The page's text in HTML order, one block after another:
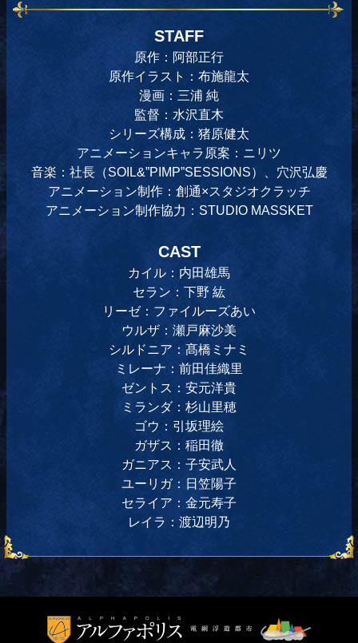
STAFF
原作：阿部正行
原作イラスト：布施龍太
漫画：三浦 純
監督：水沢直木
シリーズ構成：猪原健太
アニメーションキャラ原案：ニリツ
音楽：社長（SOIL&”PIMP”SESSIONS）、穴沢弘慶
アニメーション制作：創通×スタジオクラッチ
アニメーション制作協力：STUDIO MASSKET
CAST
カイル：内田雄馬
セラン：下野 紘
リーゼ：ファイルーズあい
ウルザ：瀬戸麻沙美
シルドニア：髙橋ミナミ
ミレーナ：前田佳織里
ゼントス：安元洋貴
ミランダ：杉山里穂
ゴウ：引坂理絵
ガザス：稲田徹
ガニアス：子安武人
ユーリガ：日笠陽子
セライア：金元寿子
レイラ：渡辺明乃